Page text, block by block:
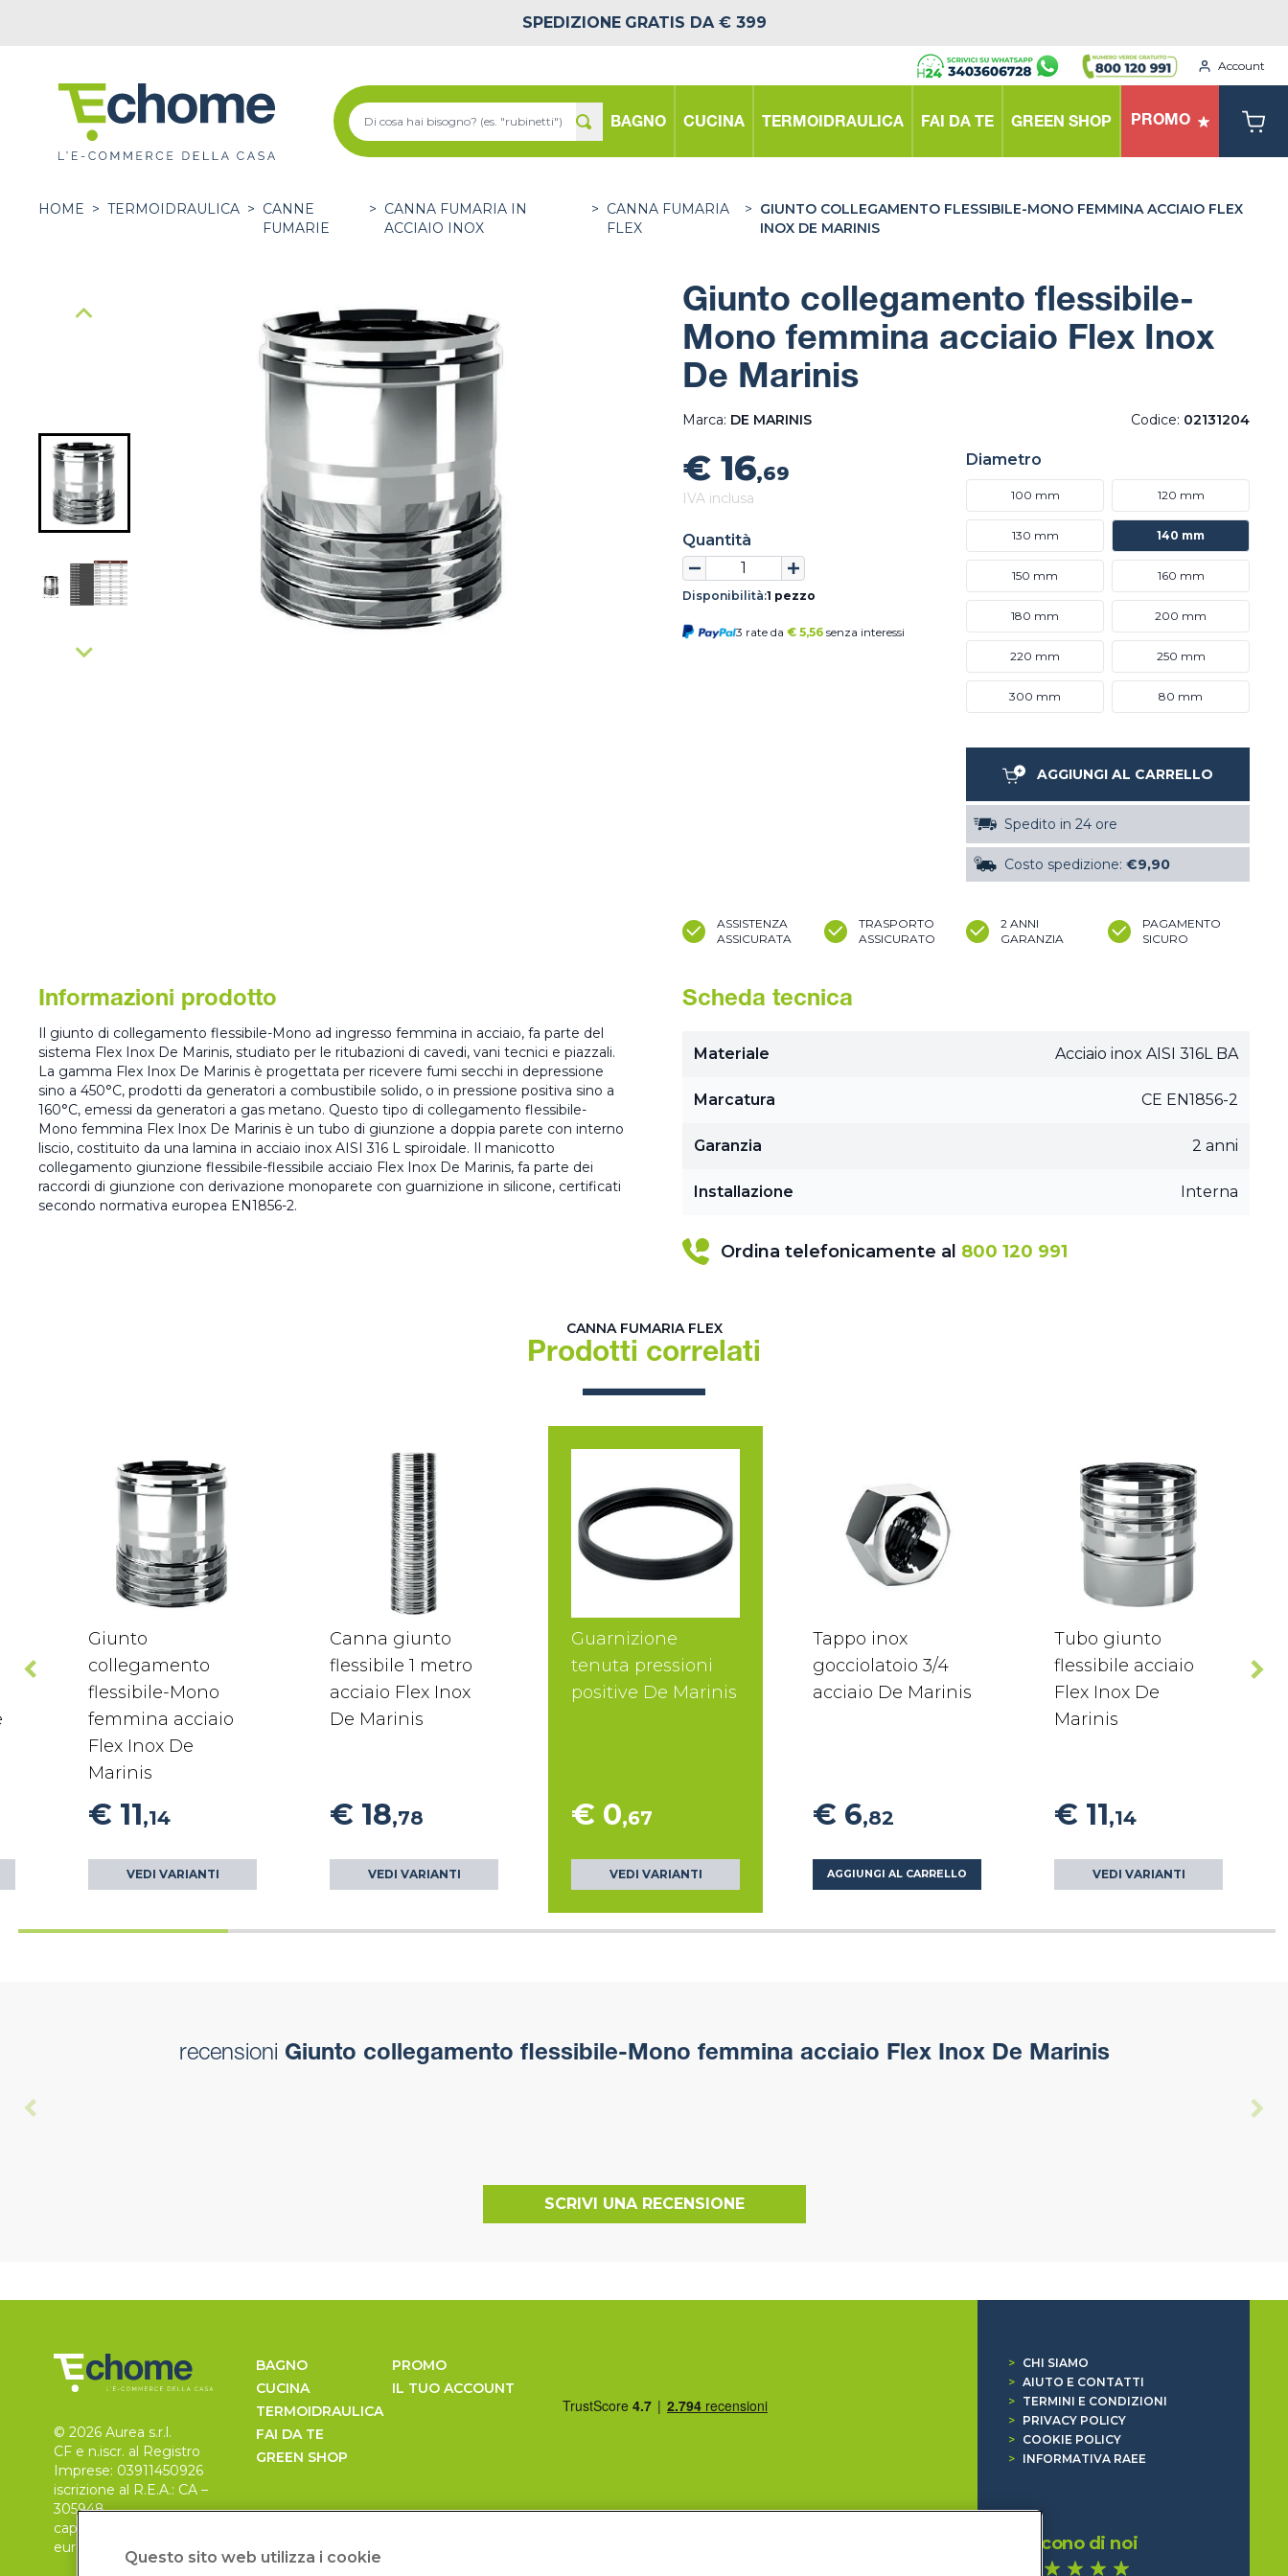
SPEDIZIONE GRATIS DA € 399
Account
BAGNO CUCINA TERMOIDRAULICA FAI DA TE GREEN SHOP PROMO
HOME > TERMOIDRAULICA > CANNE
FUMARIE
> CANNA FUMARIA IN
ACCIAIO INOX
> CANNA FUMARIA
FLEX
> GIUNTO COLLEGAMENTO FLESSIBILE-MONO FEMMINA ACCIAIO FLEX
INOX DE MARINIS
Giunto collegamento flessibile-
Mono femmina acciaio Flex Inox
De Marinis
Marca: DE MARINIS Codice: 02131204
€ 16,69
IVA inclusa
Quantità
Disponibilità:1 pezzo
3 rate da € 5,56 senza interessi
Diametro
100 mm 120 mm
130 mm 140 mm
150 mm 160 mm
180 mm 200 mm
220 mm 250 mm
300 mm 80 mm
AGGIUNGI AL CARRELLO
Spedito in 24 ore
Costo spedizione: €9,90
ASSISTENZA
ASSICURATA
TRASPORTO
ASSICURATO
2 ANNI
GARANZIA
PAGAMENTO
SICURO
Informazioni prodotto
Il giunto di collegamento flessibile-Mono ad ingresso femmina in acciaio, fa parte del
sistema Flex Inox De Marinis, studiato per le ritubazioni di cavedi, vani tecnici e piazzali.
La gamma Flex Inox De Marinis è progettata per ricevere fumi secchi in depressione
sino a 450°C, prodotti da generatori a combustibile solido, o in pressione positiva sino a
160°C, emessi da generatori a gas metano. Questo tipo di collegamento flessibile-
Mono femmina Flex Inox De Marinis è un tubo di giunzione a doppia parete con interno
liscio, costituito da una lamina in acciaio inox AISI 316 L spiroidale. Il manicotto
collegamento giunzione flessibile-flessibile acciaio Flex Inox De Marinis, fa parte dei
raccordi di giunzione con derivazione monoparete con guarnizione in silicone, certificati
secondo normativa europea EN1856-2.
Scheda tecnica
Materiale Acciaio inox AISI 316L BA
Marcatura CE EN1856-2
Garanzia 2 anni
Installazione Interna
Ordina telefonicamente al 800 120 991
CANNA FUMARIA FLEX
Prodotti correlati
Giunto
collegamento
flessibile-Mono
femmina acciaio
Flex Inox De
Marinis
€ 11,14
VEDI VARIANTI
Canna giunto
flessibile 1 metro
acciaio Flex Inox
De Marinis
€ 18,78
VEDI VARIANTI
Guarnizione
tenuta pressioni
positive De Marinis
€ 0,67
VEDI VARIANTI
Tappo inox
gocciolatoio 3/4
acciaio De Marinis
€ 6,82
AGGIUNGI AL CARRELLO
Tubo giunto
flessibile acciaio
Flex Inox De
Marinis
€ 11,14
VEDI VARIANTI
recensioni Giunto collegamento flessibile-Mono femmina acciaio Flex Inox De Marinis
SCRIVI UNA RECENSIONE
© 2026 Aurea s.r.l.
CF e n.iscr. al Registro
Imprese: 03911450926
iscrizione al R.E.A.: CA –
305948
capitale sociale 30.000
euro, i.v.
BAGNO
CUCINA
TERMOIDRAULICA
FAI DA TE
GREEN SHOP
PROMO
IL TUO ACCOUNT
>
CHI SIAMO
> AIUTO E CONTATTI
>
TERMINI E CONDIZIONI
>
PRIVACY POLICY
>
COOKIE POLICY
>
INFORMATIVA RAEE
Dicono di noi
Questo sito web utilizza i cookie